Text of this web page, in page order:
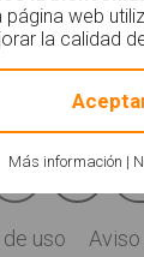
un
Facebook
uso Aviso
página web
la calidad
Más información |
! Not